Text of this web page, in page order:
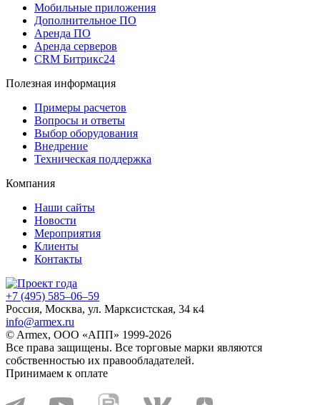
Мобильные приложения
Дополнительное ПО
Аренда ПО
Аренда серверов
CRM Битрикс24
Полезная информация
Примеры расчетов
Вопросы и ответы
Выбор оборудования
Внедрение
Техническая поддержка
Компания
Наши сайты
Новости
Мероприятия
Клиенты
Контакты
+7 (495) 585–06–59
Россия, Москва, ул. Марксистская, 34 к4
info@armex.ru
© Armex, ООО «АПП» 1999-2026
Все права защищены. Все торговые марки являются
собственностью их правообладателей.
Принимаем к оплате